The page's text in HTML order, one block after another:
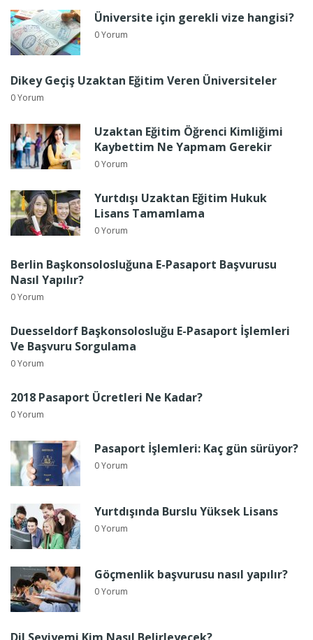
Üniversite için gerekli vize hangisi?
0 Yorum
Dikey Geçiş Uzaktan Eğitim Veren Üniversiteler
0 Yorum
Uzaktan Eğitim Öğrenci Kimliğimi
Kaybettim Ne Yapmam Gerekir
0 Yorum
Yurtdışı Uzaktan Eğitim Hukuk
Lisans Tamamlama
0 Yorum
Berlin Başkonsolosluğuna E-Pasaport Başvurusu
Nasıl Yapılır?
0 Yorum
Duesseldorf Başkonsolosluğu E-Pasaport İşlemleri
Ve Başvuru Sorgulama
0 Yorum
2018 Pasaport Ücretleri Ne Kadar?
0 Yorum
Pasaport İşlemleri: Kaç gün sürüyor?
0 Yorum
Yurtdışında Burslu Yüksek Lisans
0 Yorum
Göçmenlik başvurusu nasıl yapılır?
0 Yorum
Dil Seviyemi Kim Nasıl Belirleyecek?